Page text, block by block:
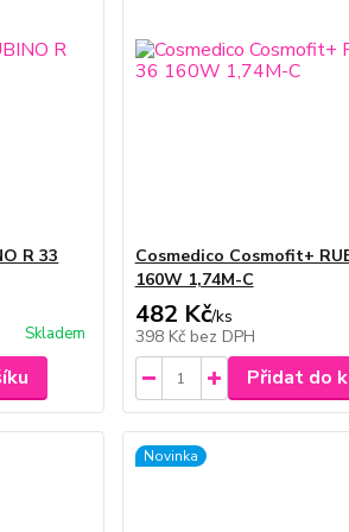
R 33
Skladem
Cosmedico Cosmofit+
160W 1,74M-C
482 Kč/ks
398 Kč bez DPH
Přidat do
Novinka